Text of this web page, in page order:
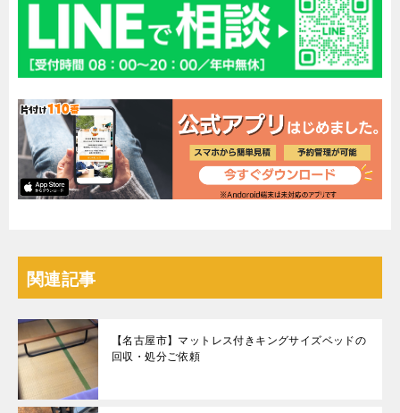
関連記事
【名古屋市】マットレス付きキングサイズベッドの
回収・処分ご依頼